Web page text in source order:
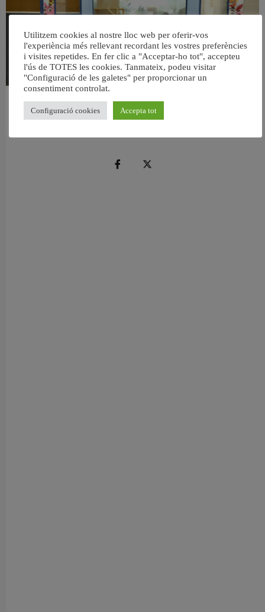
València reforma l’Escola Infantil Pardalets i instal·larà aire condicionat a totes
les aules
Utilitzem cookies al nostre lloc web per oferir-vos
l'experiència més rellevant recordant les vostres preferències
i visites repetides. En fer clic a "Acceptar-ho tot", accepteu
l'ús de TOTES les cookies. Tanmateix, podeu visitar
"Configuració de les galetes" per proporcionar un
consentiment controlat.
Configuració cookies Accepta tot